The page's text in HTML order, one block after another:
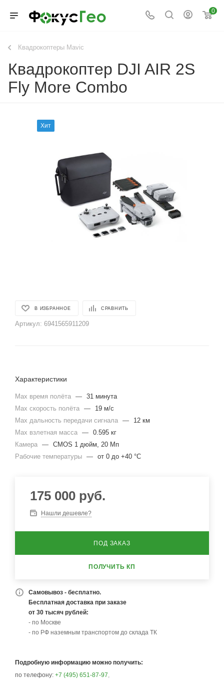
0
Квадрокоптеры Mavic
Квадрокоптер DJI AIR 2S
Fly More Combo
Хит
В ИЗБРАННОЕ СРАВНИТЬ
Артикул: 6941565911209
Характеристики
Max время полёта — 31 минута
Max скорость полёта —
19 м/с
Max дальность передачи сигнала —
12 км
Max взлетная масса — 0.595 кг
Камера — CMOS 1 дюйм, 20 Мп
Рабочие температуры — от 0 до +40 °C
175 000 руб.
Нашли дешевле?
ПОД ЗАКАЗ
ПОЛУЧИТЬ КП
Самовывоз - бесплатно.
Бесплатная доставка при заказе
от 30 тысяч рублей:
- по Москве
- по РФ наземным транспортом до склада ТК
Подробную информацию можно получить:
по телефону: +7 (495) 651-87-97,